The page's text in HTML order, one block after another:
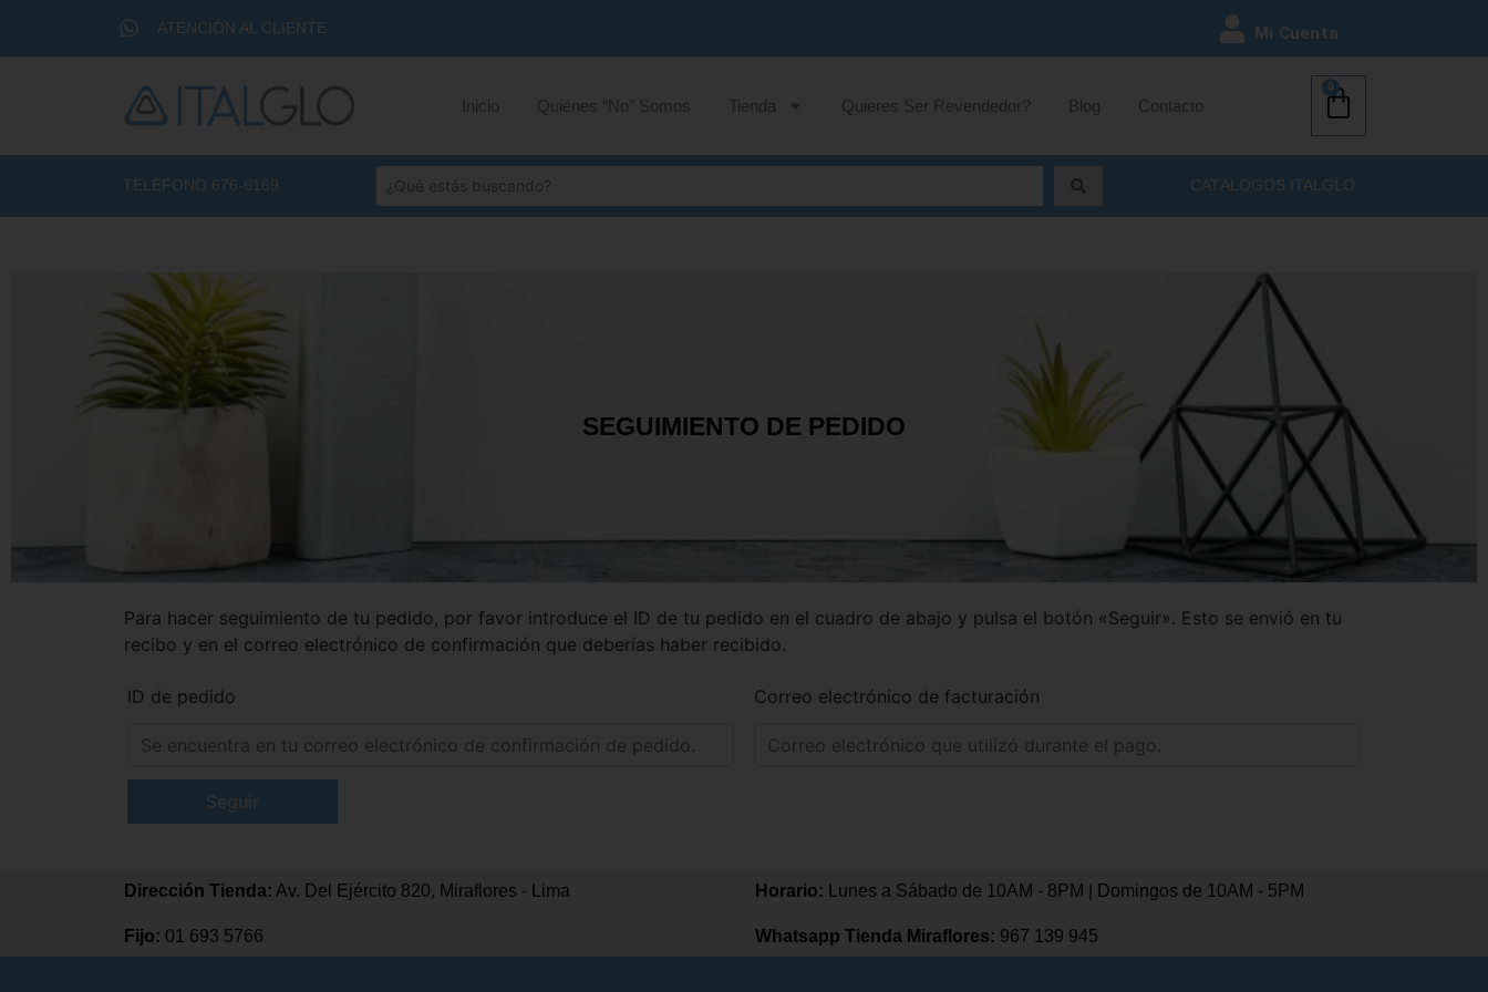
ATENCIÓN AL CLIENTE Mi Cuenta
Inicio Quiénes “No” Somos Tienda Quieres Ser Revendedor? Blog Contacto
0
TELÉFONO 676-6169 CATÁLOGOS ITALGLO
SEGUIMIENTO DE PEDIDO
Para hacer seguimiento de tu pedido, por favor introduce el ID de tu pedido en el cuadro de abajo y pulsa el botón «Seguir». Esto se envió en tu
recibo y en el correo electrónico de confirmación que deberías haber recibido.
ID de pedido Correo electrónico de facturación
Seguir
Dirección Tienda: Av. Del Ejército 820, Miraflores - Lima
Fijo: 01 693 5766
Horario: Lunes a Sábado de 10AM - 8PM | Domingos de 10AM - 5PM
Whatsapp Tienda Miraflores: 967 139 945